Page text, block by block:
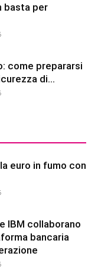
basta per
come prepararsi
di...
euro in fumo con
IBM collaborano
bancaria